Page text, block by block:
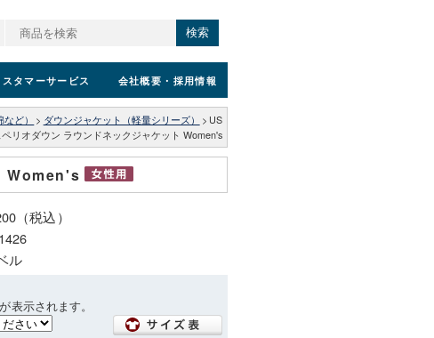
検索
スタマーサービス 会社概要 ・採用情報
ど） > ダウンジャケット（軽量シリーズ） > US
ペリオダウン ラウンドネックジャケット Women's
Women's
（税込）
ル
表示されます。